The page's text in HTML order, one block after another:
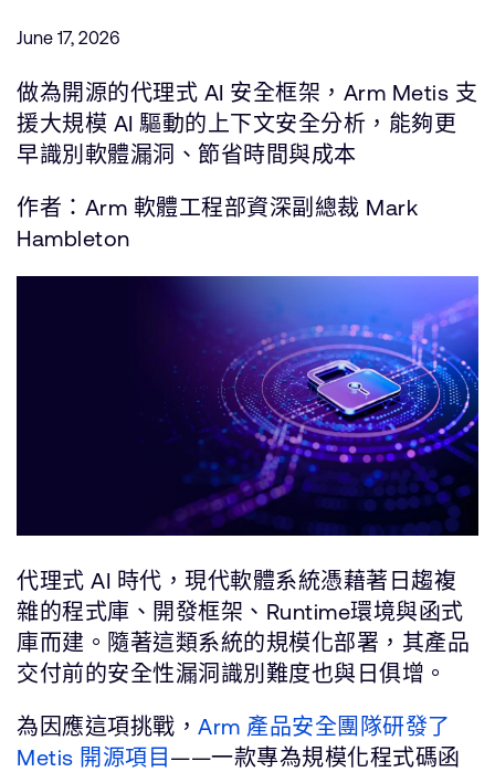
研究合作
網站
投資者
通報安全漏洞
Arm 全球總部
110 Fulbourn Road
查詢全球辦公室
June 17, 2026
做為開源的代理式 AI 安全框架，Arm Metis 支
援大規模 AI 驅動的上下文安全分析，能夠更
早識別軟體漏洞、節省時間與成本
作者：Arm 軟體工程部資深副總裁 Mark
Hambleton
代理式 AI 時代，現代軟體系統憑藉著日趨複
雜的程式庫、開發框架、Runtime環境與函式
庫而建。隨著這類系統的規模化部署，其產品
交付前的安全性漏洞識別難度也與日俱增。
為因應這項挑戰， Arm 產品安全團隊研發了
Metis 開源項目 ——一款專為規模化程式碼函